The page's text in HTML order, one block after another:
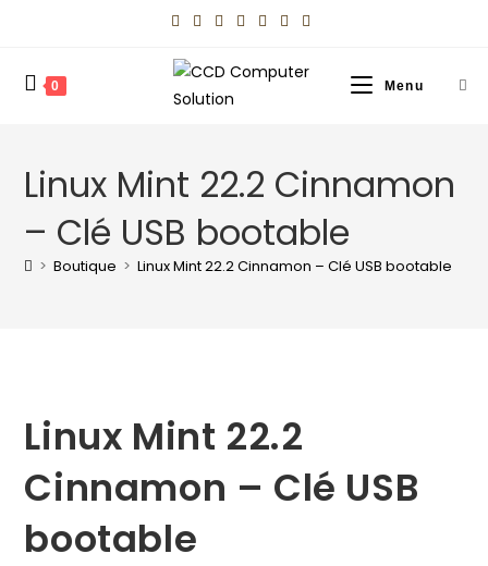
0 Menu
Linux Mint 22.2 Cinnamon
– Clé USB bootable
> Boutique > Linux Mint 22.2 Cinnamon – Clé USB bootable
Linux Mint 22.2
Cinnamon – Clé USB
bootable